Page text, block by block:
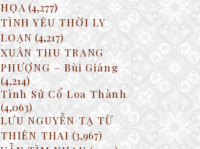
HỌA (4,277)
TÌNH YÊU THỜI LY
LOẠN (4,217)
XUÂN THU TRANG
PHƯỢNG – Bùi Giáng
(4,214)
Tình Sử Cổ Loa Thành
(4,063)
LƯU NGUYỄN TẠ TỪ
THIÊN THAI (3,967)